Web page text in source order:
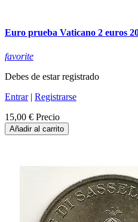
Euro prueba Vaticano 2 euros
favorite
Debes de estar registrado
Entrar| Registrarse
15,00 € Precio
Añadir al carrito